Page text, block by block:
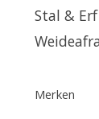
Stal & Erf
Merken